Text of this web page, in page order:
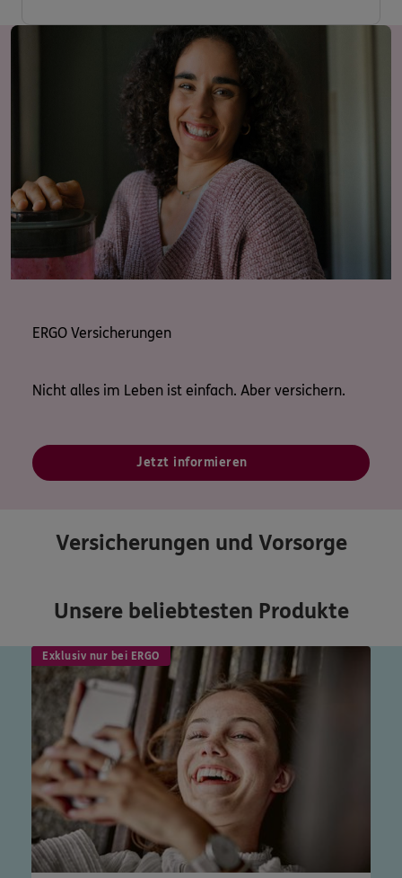
meinem Serviceangebot.
Kontaktieren Sie mich gerne über das Kontaktformular
auf der Webseite, via Mail (andreas.schiek@ergo.de),
vor Ort oder telefonisch.
Ich freue mich auf Sie. Bleiben Sie gesund!
Ihre ERGO Geschäftsstelle (Eisenach)
Andreas Schiek
ERGO Versicherungen
Nicht alles im Leben ist einfach. Aber versichern.
Jetzt informieren
Versicherungen und Vorsorge
Unsere beliebtesten Produkte
Exklusiv nur bei ERGO